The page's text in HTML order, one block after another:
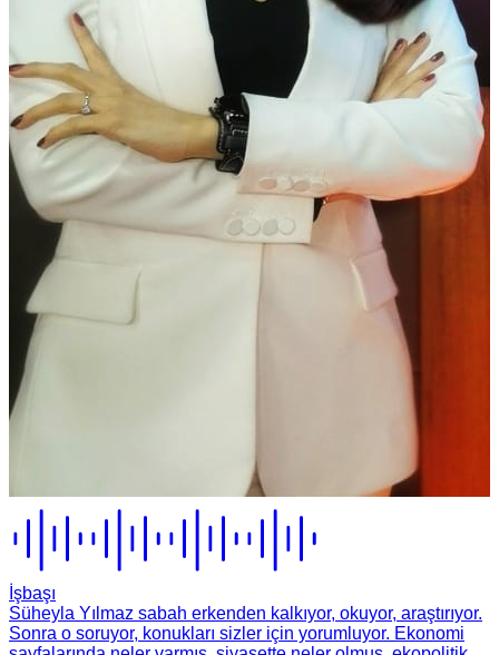
İşbaşı
Süheyla Yılmaz sabah erkenden kalkıyor, okuyor, araştırıyor.
Sonra o soruyor, konukları sizler için yorumluyor. Ekonomi